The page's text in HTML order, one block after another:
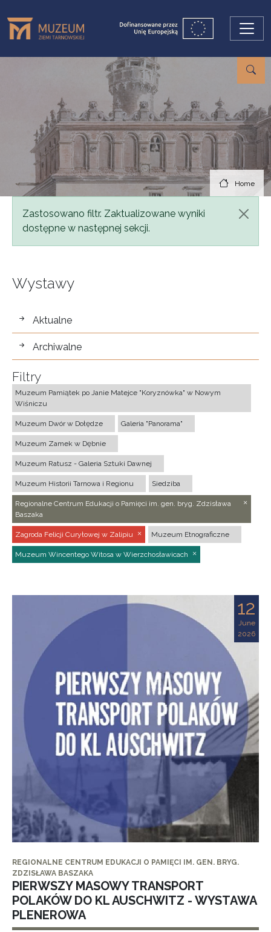
Home
Status message
Zastosowano filtr. Zaktualizowane wyniki
dostępne w następnej sekcji.
Wystawy
wystawy
Aktualne
Archiwalne
Filtry
Muzeum Pamiątek po Janie Matejce "Koryznówka" w Nowym
Wiśniczu
Muzeum Dwór w Dołędze Galeria "Panorama"
Muzeum Zamek w Dębnie
Muzeum Ratusz - Galeria Sztuki Dawnej
Muzeum Historii Tarnowa i Regionu Siedziba
Regionalne Centrum Edukacji o Pamięci im. gen. bryg. Zdzisława
Baszaka
Zagroda Felicji Curyłowej w Zalipiu Muzeum Etnograficzne
Muzeum Wincentego Witosa w Wierzchosławicach
12
June
2026
REGIONALNE CENTRUM EDUKACJI O PAMIĘCI IM. GEN. BRYG.
ZDZISŁAWA BASZAKA
PIERWSZY MASOWY TRANSPORT
POLAKÓW DO KL AUSCHWITZ - WYSTAWA
PLENEROWA